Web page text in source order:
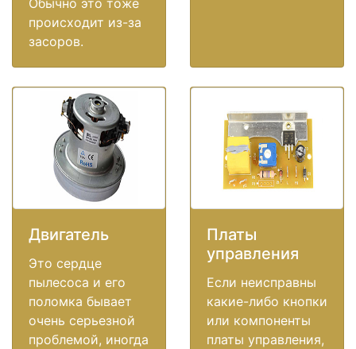
происходит из-за
засоров.
Двигатель
Это сердце
пылесоса и его
поломка бывает
очень серьезной
проблемой, иногда
Платы
управления
Если неисправны
какие-либо кнопки
или компоненты
платы управления,